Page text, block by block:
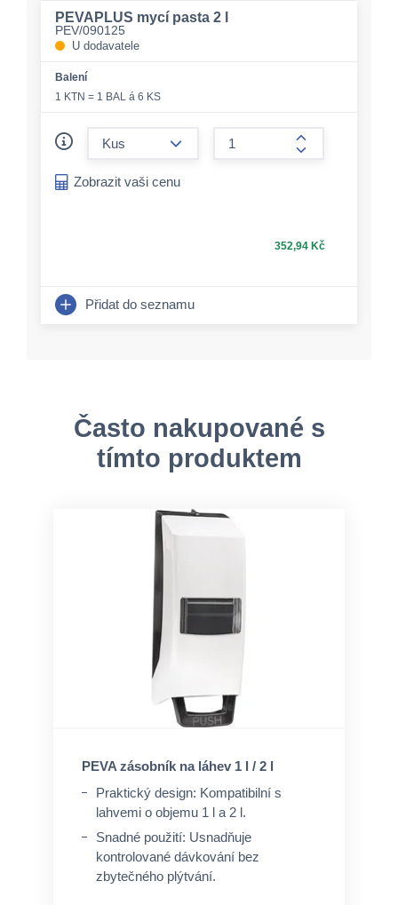
PEVAPLUS mycí pasta 2 l
PEV/090125
U dodavatele
Balení
1 KTN = 1 BAL á 6 KS
form.increase-
Zobrazit vaši cenu
352,94 Kč
Přidat do seznamu
Často nakupované s
tímto produktem
PEVA zásobník na láhev 1 l / 2 l
Praktický design: Kompatibilní s
lahvemi o objemu 1 l a 2 l.
Snadné použití: Usnadňuje
kontrolované dávkování bez
zbytečného plýtvání.